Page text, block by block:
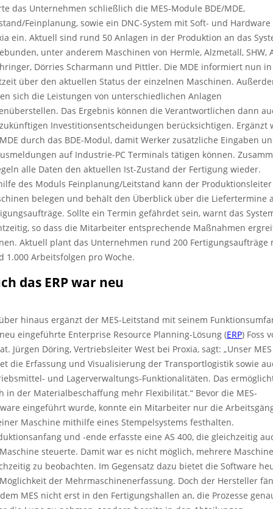
das Unternehmen schließlich die MES-Module BDE/MDE,
Feinplanung, sowie ein DNC-System mit Soft- und Hardware
ein. Aktuell sind rund 50 Anlagen in der Produktion an das
unter anderem Maschinen von Hermle, Alzmetall, SHW,
Dörries Scharmann und Pittler. Die MDE informiert nun in
über den aktuellen Status der einzelnen Maschinen.
sich die Leistungen von unterschiedlichen Anlagen
Das Ergebnis können die Verantwortlichen dann
Investitionsentscheidungen berücksichtigen. Ergänzt
durch das BDE-Modul, damit Werker zusätzliche Eingaben
auf Industrie-PC Terminals tätigen können.
alle Daten den aktuellen Ist-Zustand der Fertigung wieder.
des Moduls Feinplanung/Leitstand kann der
belegen und behält den Überblick über die Liefertermine
Sollte ein Termin gefährdet sein, warnt das
so dass die Mitarbeiter entsprechende Maßnahmen
Aktuell plant das Unternehmen rund 200 Fertigungsaufträge
1.000 Arbeitsfolgen pro Woche.
das ERP war neu
hinaus ergänzt der MES-Leitstand mit seinem
eingeführte Enterprise Resource Planning-Lösung (ERP) Foss
Jürgen Döring, Vertriebsleiter West bei Proxia, sagt: „Unser MES
die Erfassung und Visualisierung der Transportlogistik sowie
und Lagerverwaltungs-Funktionalitäten. Das
in der Materialbeschaffung mehr Flexibilität.“ Bevor die MES-
eingeführt wurde, konnte ein Mitarbeiter nur die
Maschine mithilfe eines Stempelsystems festhalten.
und -ende erfasste eine AS 400, die gleichzeitig
steuerte. Damit war es nicht möglich, mehrere
zu beobachten. Im Gegensatz dazu bietet die Software
der Mehrmaschinenerfassung. Doch der Hersteller
MES nicht erst in den Fertigungshallen an, die Prozesse